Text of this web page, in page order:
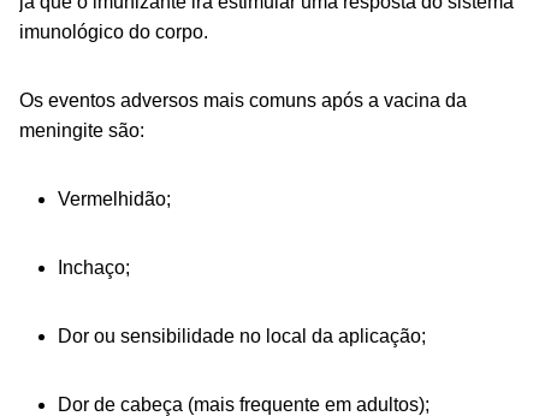
imunológico do corpo.
Os eventos adversos mais comuns após a vacina da
meningite são:
Vermelhidão;
Inchaço;
Dor ou sensibilidade no local da aplicação;
Dor de cabeça (mais frequente em adultos);